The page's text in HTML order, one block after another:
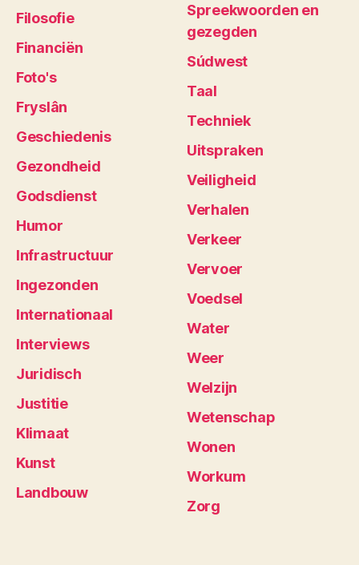
Filosofie
Financiën
Foto's
Fryslân
Geschiedenis
Gezondheid
Godsdienst
Humor
Infrastructuur
Ingezonden
Internationaal
Interviews
Juridisch
Justitie
Klimaat
Kunst
Landbouw
Spreekwoorden en
gezegden
Súdwest
Taal
Techniek
Uitspraken
Veiligheid
Verhalen
Verkeer
Vervoer
Voedsel
Water
Weer
Welzijn
Wetenschap
Wonen
Workum
Zorg